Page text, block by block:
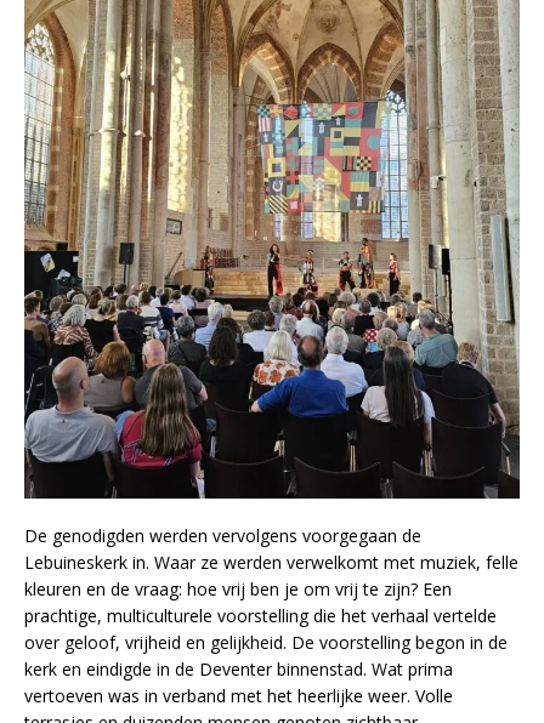
De genodigden werden vervolgens voorgegaan de
Lebuineskerk in. Waar ze werden verwelkomt met muziek, felle
kleuren en de vraag: hoe vrij ben je om vrij te zijn? Een
prachtige, multiculturele voorstelling die het verhaal vertelde
over geloof, vrijheid en gelijkheid. De voorstelling begon in de
kerk en eindigde in de Deventer binnenstad. Wat prima
vertoeven was in verband met het heerlijke weer. Volle